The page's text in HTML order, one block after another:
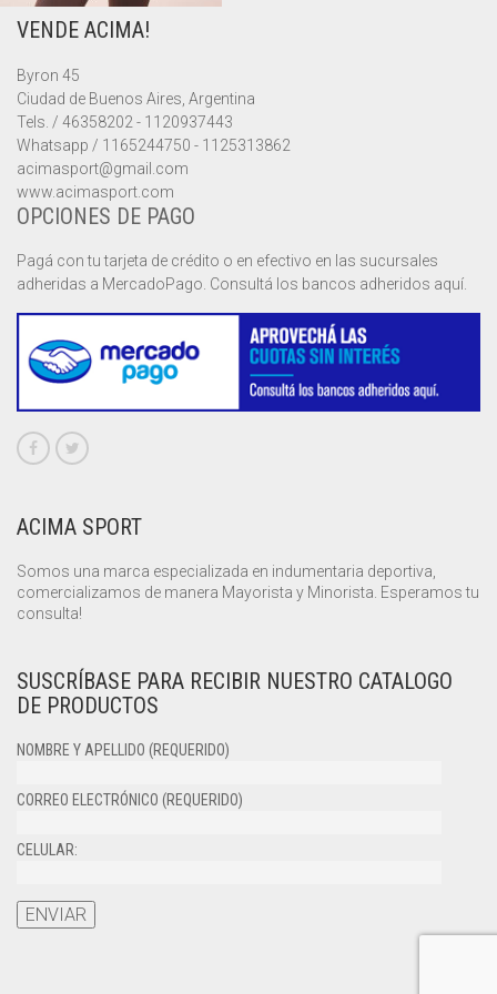
PANTALONES
REMERAS
MANGA CORTA
SIN MANGAS
SHORTS
SHORT DEPORTIVO
SHORT POLLERA
PANTALONES
REMERAS
SHORTS
CHALECOS
MUSCULOSAS
PANTALONES
SHORTS
VENDE ACIMA!
Byron 45
Ciudad de Buenos Aires, Argentina
Tels. / 46358202 - 1120937443
Whatsapp / 1165244750 - 1125313862
acimasport@gmail.com
www.acimasport.com
OPCIONES DE PAGO
Pagá con tu tarjeta de crédito o en efectivo en las sucursales
adheridas a MercadoPago. Consultá los bancos adheridos aquí.
ACIMA SPORT
Somos una marca especializada en indumentaria deportiva,
comercializamos de manera Mayorista y Minorista. Esperamos tu
consulta!
SUSCRÍBASE PARA RECIBIR NUESTRO CATALOGO
DE PRODUCTOS
NOMBRE Y APELLIDO (REQUERIDO)
CORREO ELECTRÓNICO (REQUERIDO)
CELULAR: